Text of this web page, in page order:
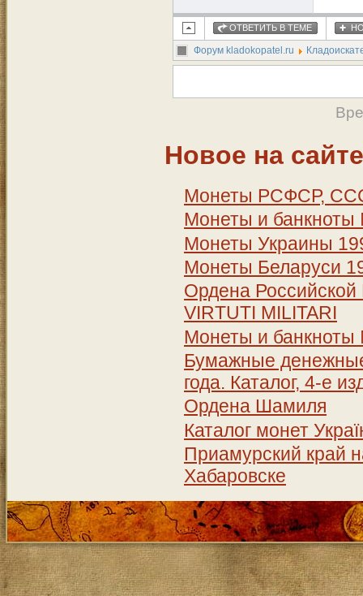
ОТВЕТИТЬ В ТЕМЕ
Форум kladokopatel.ru
Новое на сайте
Монеты РСФСР,
Монеты и
Монеты Украины
Монеты Беларуси
Ордена
VIRTUTI MILITARI
Монеты и
Бумажные
года. Каталог, 4-е
Ордена Шамиля
Каталог монет
Приамурский край
Хабаровске